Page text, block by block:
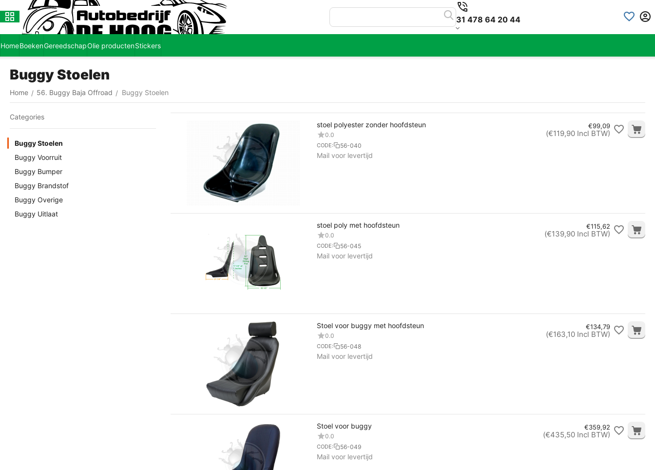
31 478 64 20 44
HomeBoekenGereedschapOlie productenStickers
Buggy Stoelen
Home / 56. Buggy Baja Offroad / Buggy Stoelen
stoel polyester zonder hoofdsteun
0.0
CODE: 56-040
Mail voor levertijd
€99,09
(€119,90 Incl BTW)
stoel poly met hoofdsteun
0.0
CODE: 56-045
Mail voor levertijd
€115,62
(€139,90 Incl BTW)
Stoel voor buggy met hoofdsteun
0.0
CODE: 56-048
Mail voor levertijd
€134,79
(€163,10 Incl BTW)
Stoel voor buggy
0.0
CODE: 56-049
Mail voor levertijd
€359,92
(€435,50 Incl BTW)
Сategories
Buggy Stoelen
Buggy Voorruit
Buggy Bumper
Buggy Brandstof
Buggy Overige
Buggy Uitlaat